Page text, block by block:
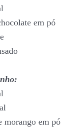
em pó
morango em pó